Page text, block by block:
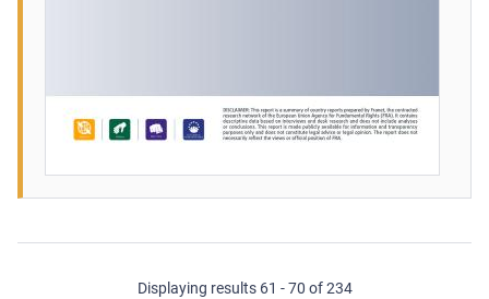
Displaying results 61 - 70 of 234